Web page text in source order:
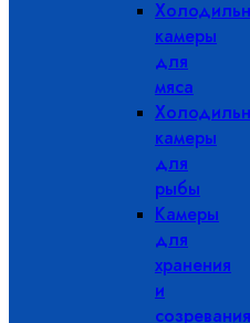
камеры
для
мяса
камеры
для
рыбы
Камеры
для
хранения
и
созревания